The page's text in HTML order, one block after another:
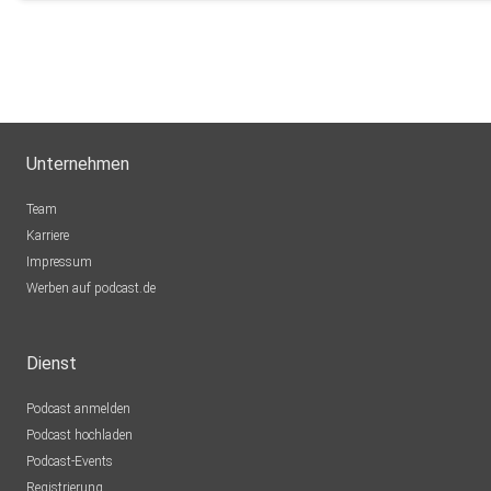
Winterthur
Lausch776
Mecht
Sinzig
Unternehmen
Team
Karriere
Impressum
Werben auf podcast.de
Dienst
Podcast anmelden
Podcast hochladen
Podcast-Events
Registrierung